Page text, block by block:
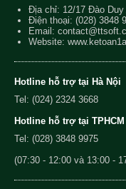
Địa chỉ: 12/17 Đào Duy
Điện thoại: (028) 3848
Email:
Website:
Hotline hỗ trợ tại Hà Nội
Tel: (024) 2324 3668
Hotline hỗ trợ tại TPHCM
Tel: (028) 3848 9975
(07:30 - 12:00 và 13:00 -